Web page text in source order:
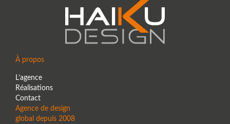
À propos
L’agence
Réalisations
Contact
Agence de design
global depuis 2008